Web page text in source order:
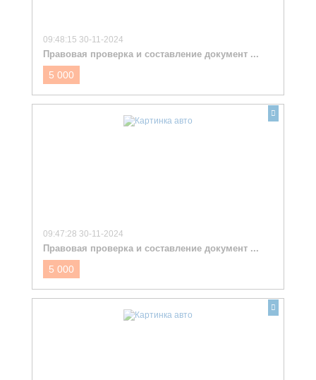
09:48:15 30-11-2024
Правовая проверка и составление документ ...
5 000
09:47:28 30-11-2024
Правовая проверка и составление документ ...
5 000